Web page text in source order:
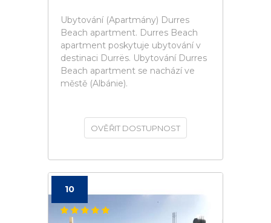
Ubytování (Apartmány) Durres
Beach apartment. Durres Beach
apartment poskytuje ubytování v
destinaci Durrës. Ubytování Durres
Beach apartment se nachází ve
městě (Albánie).
OVĚŘIT DOSTUPNOST
10